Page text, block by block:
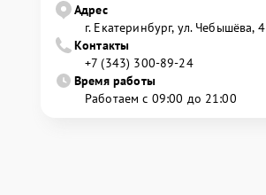
Адрес
г. Екатеринбург, ул. Чебышёва, 4
Контакты
+7 (343) 300-89-24
Время работы
Работаем с 09:00 до 21:00